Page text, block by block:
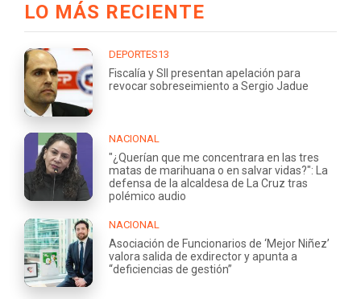
LO MÁS RECIENTE
DEPORTES13
Fiscalía y SII presentan apelación para
revocar sobreseimiento a Sergio Jadue
NACIONAL
"¿Querían que me concentrara en las tres
matas de marihuana o en salvar vidas?": La
defensa de la alcaldesa de La Cruz tras
polémico audio
NACIONAL
Asociación de Funcionarios de ‘Mejor Niñez’
valora salida de exdirector y apunta a
“deficiencias de gestión”